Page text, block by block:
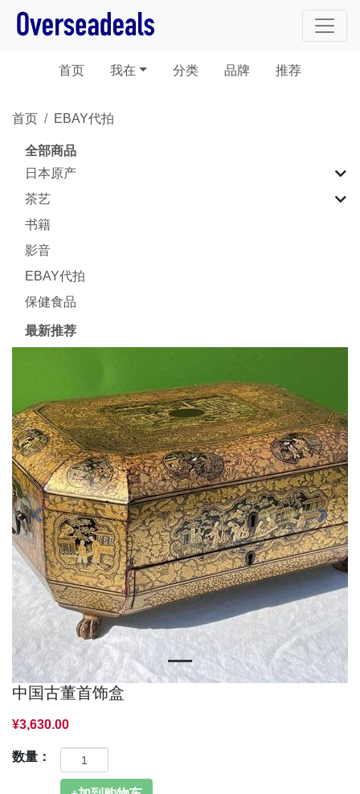
首页(current)
我在 分类 品牌 推荐
首页 EBAY代拍
全部商品
日本原产
茶艺
书籍
影音
EBAY代拍
保健食品
最新推荐
Previous Next
中国古董首饰盒
¥3,630.00
数量：